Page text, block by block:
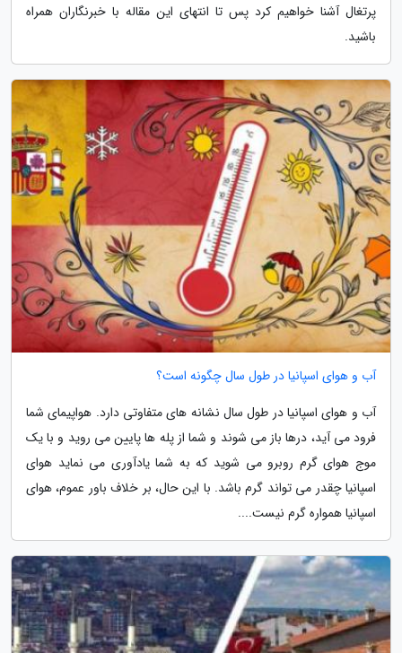
پرتغال آشنا خواهیم کرد پس تا انتهای این مقاله با خبرنگاران همراه
باشید.
آب و هوای اسپانیا در طول سال چگونه است؟
آب و هوای اسپانیا در طول سال نشانه های متفاوتی دارد. هواپیمای شما
فرود می آید، درها باز می شوند و شما از پله ها پایین می روید و با یک
موج هوای گرم روبرو می شوید که به شما یادآوری می نماید هوای
اسپانیا چقدر می تواند گرم باشد. با این حال، بر خلاف باور عموم، هوای
اسپانیا همواره گرم نیست....